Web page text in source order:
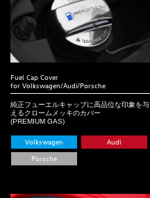
Fuel Cap Cover
for Volkswagen/Audi/Porsche
純正フューエルキャップに高品位な印象を与
えるクロームメッキのカバー
(PREMIUM GAS)
Volkswagen Audi
Porsche